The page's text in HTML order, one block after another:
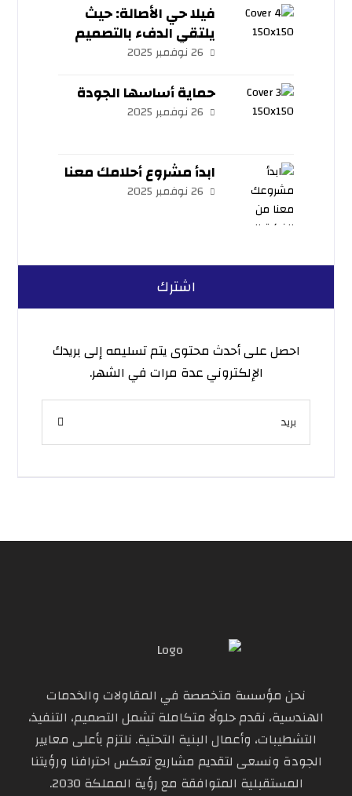
فيلا حي الأصالة: حيث
يلتقي الدفء بالتصميم
المعاصر
26 نوفمبر 2025
حماية أساسها الجودة
26 نوفمبر 2025
ابدأ مشروع أحلامك معنا
26 نوفمبر 2025
اشترك
احصل على أحدث محتوى يتم تسليمه إلى بريدك
الإلكتروني عدة مرات في الشهر.
نحن مؤسسة متخصصة في المقاولات والخدمات
الهندسية، نقدم حلولًا متكاملة تشمل التصميم، التنفيذ،
التشطيبات، وأعمال البنية التحتية. نلتزم بأعلى معايير
الجودة ونسعى لتقديم مشاريع تعكس احترافنا ورؤيتنا
المستقبلية المتوافقة مع رؤية المملكة 2030.